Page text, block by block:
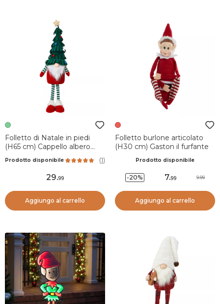
Folletto di Natale in piedi
(H65 cm) Cappello albero
Prodotto disponibile (1)
29.99
Aggiungo al carrello
Folletto burlone articolato
(H30 cm) Gaston il furfante
Prodotto disponibile
-20% 7.99 9.99
Aggiungo al carrello